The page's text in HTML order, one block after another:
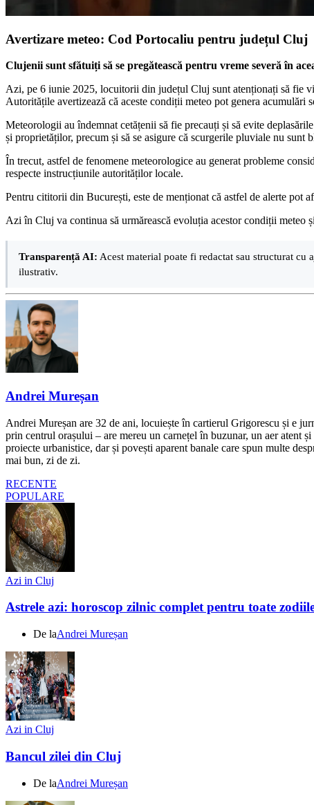
Avertizare meteo: Cod Portocaliu pentru județul Cluj
Clujenii sunt sfătuiți să se pregătească pentru vreme severă în
Azi, pe 6 iunie 2025, locuitorii din județul Cluj sunt atenționați să fie
Autoritățile avertizează că aceste condiții meteo pot genera acumulări
Meteorologii au îndemnat cetățenii să fie precauți și să evite
și proprietăților, precum și să se asigure că scurgerile pluviale nu sunt
În trecut, astfel de fenomene meteorologice au generat probleme
respecte instrucțiunile autorităților locale.
Pentru cititorii din București, este de menționat că astfel de alerte pot
Azi în Cluj va continua să urmărească evoluția acestor condiții
Transparență AI: Acest material poate fi redactat sau structurat
ilustrativ.
Andrei Mureșan
Andrei Mureșan are 32 de ani, locuiește în cartierul Grigorescu și e
prin centrul orașului – are mereu un carnețel în buzunar, un aer atent
proiecte urbanistice, dar și povești aparent banale care spun multe
mai bun, zi de zi.
RECENTE
POPULARE
Azi in Cluj
Astrele azi: horoscop zilnic complet pentru toate
De laAndrei Mureșan
Azi in Cluj
Bancul zilei din Cluj
De laAndrei Mureșan